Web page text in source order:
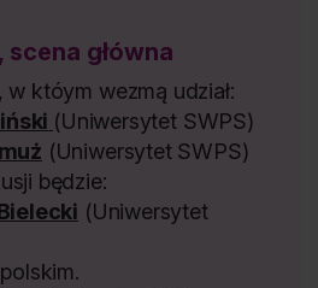
główna
, w któym wezmą udział:
(Uniwersytet SWPS)
(Uniwersytet SWPS)
będzie:
(Uniwersytet